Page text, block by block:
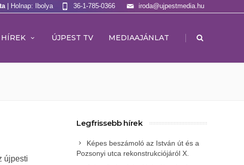
| Holnap: Ibolya iroda@ujpestmedia.hu
36-1-785-0366
HÍREK ÚJPEST TV MEDIAAJÁNLAT |
újpesti
Legfrissebb hírek
Képes beszámoló az István út és a
Pozsonyi utca rekonstrukciójáról X.